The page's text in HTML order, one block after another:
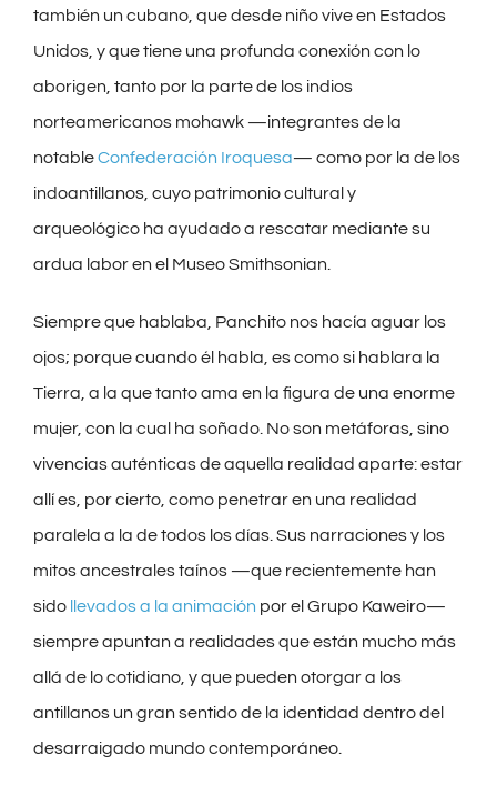
también un cubano, que desde niño vive en Estados
Unidos, y que tiene una profunda conexión con lo
aborigen, tanto por la parte de los indios
norteamericanos mohawk —integrantes de la
notableConfederación Iroquesa— como por la de los
indoantillanos, cuyo patrimonio cultural y
arqueológico ha ayudado a rescatar mediante su
ardua labor en el Museo Smithsonian.
Siempre que hablaba, Panchito nos hacía aguar los
ojos; porque cuando él habla, es como si hablara la
Tierra, a la que tanto ama en la figura de una enorme
mujer, con la cual ha soñado. No son metáforas, sino
vivencias auténticas de aquella realidad aparte: estar
allí es, por cierto, como penetrar en una realidad
paralela a la de todos los días. Sus narraciones y los
mitos ancestrales taínos —que recientemente han
sido llevados a la animación por el Grupo Kaweiro—
siempre apuntan a realidades que están mucho más
allá de lo cotidiano, y que pueden otorgar a los
antillanos un gran sentido de la identidad dentro del
desarraigado mundo contemporáneo.